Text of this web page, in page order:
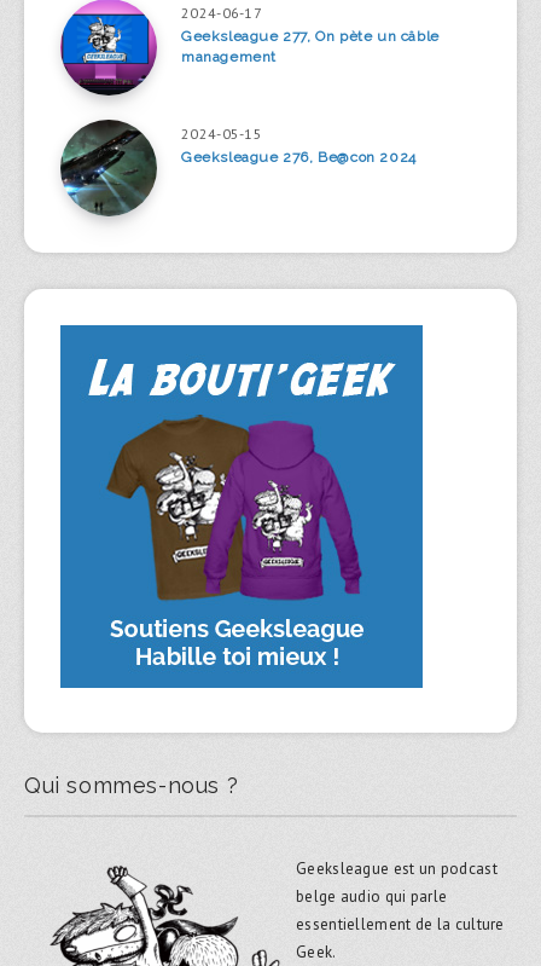
2024-06-17
Geeksleague 277, On pète un câble
management
2024-05-15
Geeksleague 276, Be@con 2024
Qui sommes-nous ?
Geeksleague est un podcast
belge audio qui parle
essentiellement de la culture
Geek.